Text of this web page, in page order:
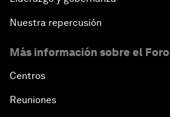
Nuestra repercusión
Más información sobre el Foro
Centros
Reuniones